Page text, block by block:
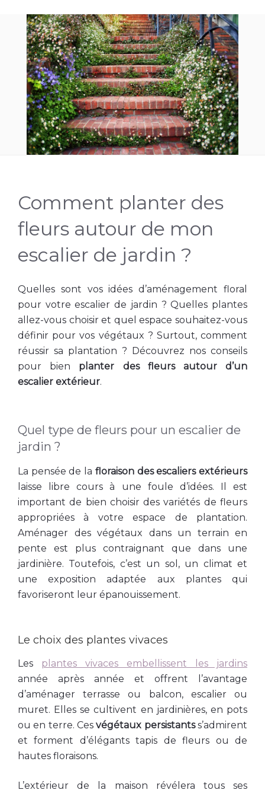
Comment planter des
fleurs autour de mon
escalier de jardin ?
Quelles sont vos idées d’aménagement floral
pour votre escalier de jardin ? Quelles plantes
allez-vous choisir et quel espace souhaitez-vous
définir pour vos végétaux ? Surtout, comment
réussir sa plantation ? Découvrez nos conseils
pour bien planter des fleurs autour d’un
escalier extérieur.
Quel type de fleurs pour un escalier de
jardin ?
La pensée de la floraison des escaliers extérieurs
laisse libre cours à une foule d’idées. Il est
important de bien choisir des variétés de fleurs
appropriées à votre espace de plantation.
Aménager des végétaux dans un terrain en
pente est plus contraignant que dans une
jardinière. Toutefois, c’est un sol, un climat et
une exposition adaptée aux plantes qui
favoriseront leur épanouissement.
Le choix des plantes vivaces
Les plantes vivaces embellissent les jardins
année après année et offrent l’avantage
d’aménager terrasse ou balcon, escalier ou
muret. Elles se cultivent en jardinières, en pots
ou en terre. Cesvégétaux persistantss’admirent
et forment d’élégants tapis de fleurs ou de
hautes floraisons.
L’extérieur de la maison révélera tous ses